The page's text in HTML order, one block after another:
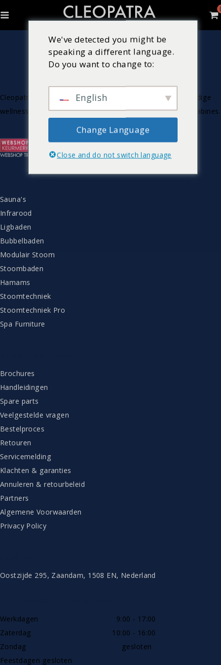
Cleopatra is Nederlandse producent van luxe & hoogwaardige
wellnessproducten zoals bubbelbaden, sauna’s en stoomcabines.
Sauna's
Infrarood
Ligbaden
Bubbelbaden
Modulair Stoom
Stoombaden
Hamams
Stoomtechniek
Stoomtechniek Pro
Spa Furniture
Brochures
Handleidingen
Spare parts
Veelgestelde vragen
Bestelproces
Retouren
Servicemelding
Klachten & garanties
Annuleren & retourbeleid
Partners
Algemene Voorwaarden
Privacy Policy
Oostzijde 295, Zaandam, 1508 EN, Nederland
Werkdagen
9:00 - 17:00
Zaterdag
10:00 - 16:00
Zondag
gesloten
Feestdagen gesloten
We've detected you might be
speaking a different language.
Do you want to change to:
English
Change Language
Close and do not switch language